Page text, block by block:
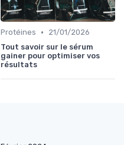
Protéines •
21/01/2026
Tout savoir sur le sérum
gainer pour optimiser vos
résultats